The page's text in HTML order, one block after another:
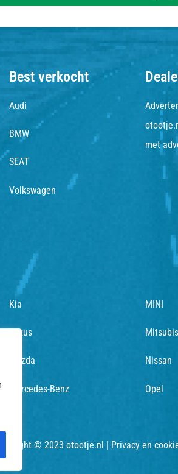
Best verkocht
Audi
BMW
SEAT
Volkswagen
met
Kia
Lexus
Mazda
Mercedes-Benz
MINI
Nissan
Opel
Copyright © 2023 otootje.nl | Privacy en